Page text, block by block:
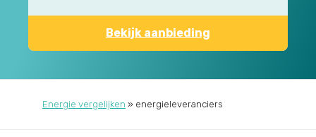
Bekijk aanbieding
Energie vergelijken » energieleveranciers